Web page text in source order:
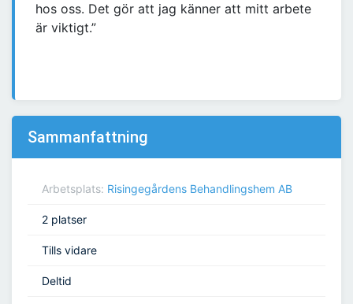
hos oss. Det gör att jag känner att mitt arbete
är viktigt.”
Sammanfattning
Arbetsplats: Risingegårdens Behandlingshem AB
2 platser
Tills vidare
Deltid